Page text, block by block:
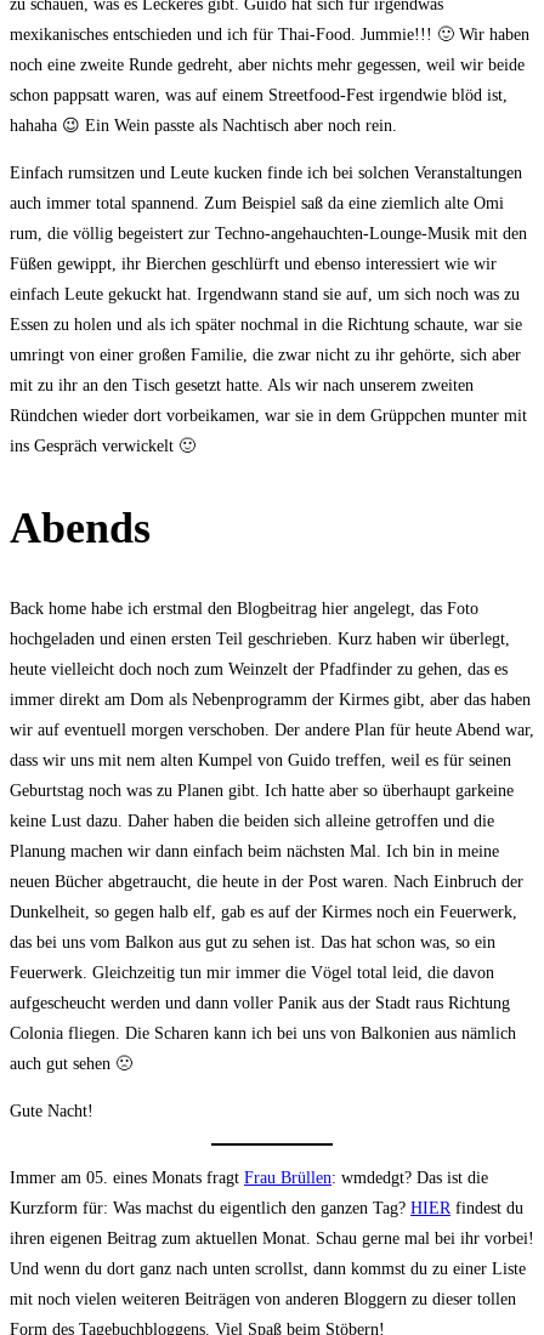
zu schauen, was es Leckeres gibt. Guido hat sich für irgendwas
mexikanisches entschieden und ich für Thai-Food. Jummie!!! 🙂 Wir haben
noch eine zweite Runde gedreht, aber nichts mehr gegessen, weil wir beide
schon pappsatt waren, was auf einem Streetfood-Fest irgendwie blöd ist,
hahaha 😉 Ein Wein passte als Nachtisch aber noch rein.
Einfach rumsitzen und Leute kucken finde ich bei solchen Veranstaltungen
auch immer total spannend. Zum Beispiel saß da eine ziemlich alte Omi
rum, die völlig begeistert zur Techno-angehauchten-Lounge-Musik mit den
Füßen gewippt, ihr Bierchen geschlürft und ebenso interessiert wie wir
einfach Leute gekuckt hat. Irgendwann stand sie auf, um sich noch was zu
Essen zu holen und als ich später nochmal in die Richtung schaute, war sie
umringt von einer großen Familie, die zwar nicht zu ihr gehörte, sich aber
mit zu ihr an den Tisch gesetzt hatte. Als wir nach unserem zweiten
Ründchen wieder dort vorbeikamen, war sie in dem Grüppchen munter mit
ins Gespräch verwickelt 🙂
Abends
Back home habe ich erstmal den Blogbeitrag hier angelegt, das Foto
hochgeladen und einen ersten Teil geschrieben. Kurz haben wir überlegt,
heute vielleicht doch noch zum Weinzelt der Pfadfinder zu gehen, das es
immer direkt am Dom als Nebenprogramm der Kirmes gibt, aber das haben
wir auf eventuell morgen verschoben. Der andere Plan für heute Abend war,
dass wir uns mit nem alten Kumpel von Guido treffen, weil es für seinen
Geburtstag noch was zu Planen gibt. Ich hatte aber so überhaupt garkeine
keine Lust dazu. Daher haben die beiden sich alleine getroffen und die
Planung machen wir dann einfach beim nächsten Mal. Ich bin in meine
neuen Bücher abgetraucht, die heute in der Post waren. Nach Einbruch der
Dunkelheit, so gegen halb elf, gab es auf der Kirmes noch ein Feuerwerk,
das bei uns vom Balkon aus gut zu sehen ist. Das hat schon was, so ein
Feuerwerk. Gleichzeitig tun mir immer die Vögel total leid, die davon
aufgescheucht werden und dann voller Panik aus der Stadt raus Richtung
Colonia fliegen. Die Scharen kann ich bei uns von Balkonien aus nämlich
auch gut sehen 🙁
Gute Nacht!
Immer am 05. eines Monats fragt Frau Brüllen: wmdedgt? Das ist die
Kurzform für: Was machst du eigentlich den ganzen Tag? HIERfindest du
ihren eigenen Beitrag zum aktuellen Monat. Schau gerne mal bei ihr vorbei!
Und wenn du dort ganz nach unten scrollst, dann kommst du zu einer Liste
mit noch vielen weiteren Beiträgen von anderen Bloggern zu dieser tollen
Form des Tagebuchbloggens. Viel Spaß beim Stöbern!